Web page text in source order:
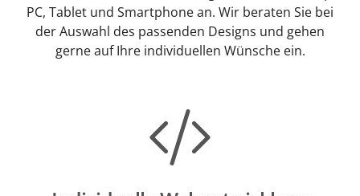
PC, Tablet und Smartphone an. Wir beraten Sie bei
der Auswahl des passenden Designs und gehen
gerne auf Ihre individuellen Wünsche ein.